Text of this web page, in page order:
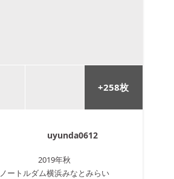
+258枚
uyunda0612
2019年秋
ノートルダム横浜みなとみらい